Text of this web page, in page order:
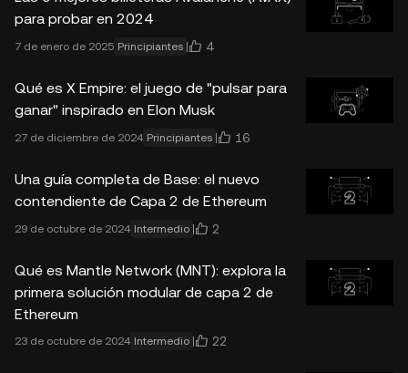
para probar en 2024
7 de enero de 2025 Principiantes 4
Qué es X Empire: el juego de "pulsar para
ganar" inspirado en Elon Musk
27 de diciembre de 2024 Principiantes 16
Una guía completa de Base: el nuevo
contendiente de Capa 2 de Ethereum
29 de octubre de 2024 Intermedio 2
Qué es Mantle Network (MNT): explora la
primera solución modular de capa 2 de
Ethereum
23 de octubre de 2024 Intermedio 22